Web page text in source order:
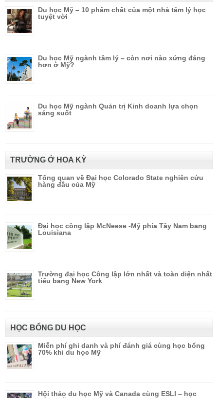
Du học Mỹ – 10 phẩm chất của một nhà tâm lý học
tuyệt vời
Du học Mỹ ngành tâm lý – còn nơi nào xứng đáng
hơn ở Mỹ?
Du học Mỹ ngành Quản trị Kinh doanh lựa chọn
sáng suốt
TRƯỜNG Ở HOA KỲ
Tổng quan về Đại học Colorado State nghiên cứu
hàng đầu của Mỹ
Đại học công lập McNeese -Mỹ phía Tây Nam bang
Louisiana
Trường đại học Công lập lớn nhất và toàn diện nhất
tiểu bang New York
HỌC BỔNG DU HỌC
Miễn phí ghi danh và phí đánh giá cùng học bổng
70% khi du học Mỹ
Hội thảo du học Mỹ và Canada cùng ESLI – học